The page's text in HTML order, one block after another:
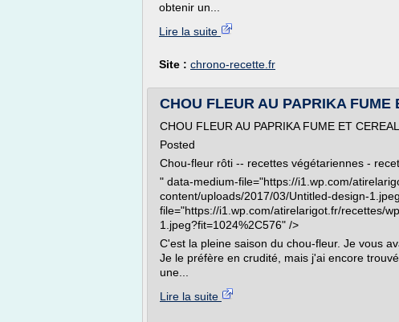
obtenir un...
Lire la suite
Site : chrono-recette.fr
CHOU FLEUR AU PAPRIKA
CHOU FLEUR AU PAPRIKA FUME ET
Posted
Chou-fleur rôti -- recettes végétariennes -
" data-medium-file="https://i1.wp.com/
content/uploads/2017/03/Untitled-design-
file="https://i1.wp.com/atirelarigot.fr/recettes/
1.jpeg?fit=1024%2C576" />
C'est la pleine saison du chou-fleur. Je vous
Je le préfère en crudité, mais j'ai encore
une...
Lire la suite